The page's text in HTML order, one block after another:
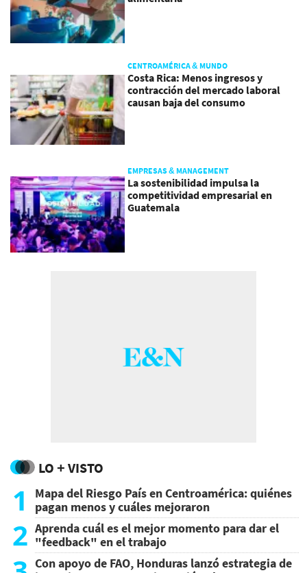
CENTROAMÉRICA & MUNDO
Costa Rica: Menos ingresos y
contracción del mercado laboral
causan baja del consumo
EMPRESAS & MANAGEMENT
La sostenibilidad impulsa la
competitividad empresarial en
Guatemala
LO + VISTO
1
Mapa del Riesgo País en Centroamérica: quiénes
pagan menos y cuáles mejoraron
2 Aprenda cuál es el mejor momento para dar el
"feedback" en el trabajo
Con apoyo de FAO, Honduras lanzó estrategia de